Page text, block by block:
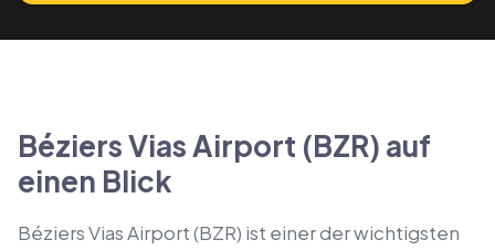
Béziers Vias Airport (BZR) auf
einen Blick
Béziers Vias Airport (BZR) ist einer der wichtigsten